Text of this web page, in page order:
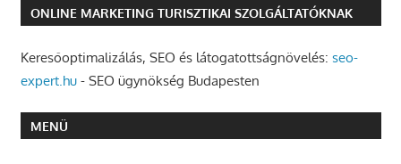
ONLINE MARKETING TURISZTIKAI SZOLGÁLTATÓKNAK
Keresőoptimalizálás, SEO és látogatottságnövelés: seo-
expert.hu- SEO ügynökség Budapesten
MENÜ